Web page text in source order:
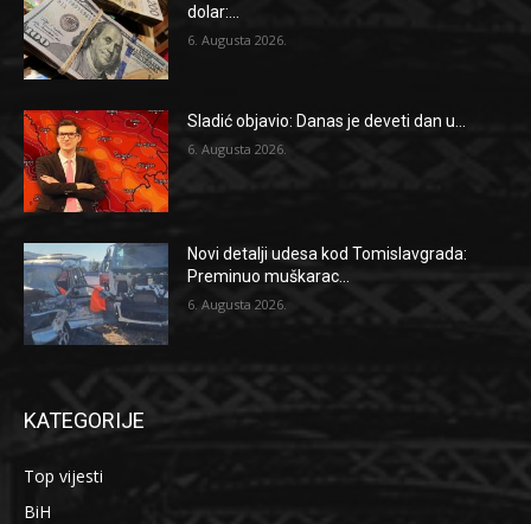
dolar:...
6. Augusta 2026.
Sladić objavio: Danas je deveti dan u...
6. Augusta 2026.
Novi detalji udesa kod Tomislavgrada:
Preminuo muškarac...
6. Augusta 2026.
KATEGORIJE
Top vijesti
BiH